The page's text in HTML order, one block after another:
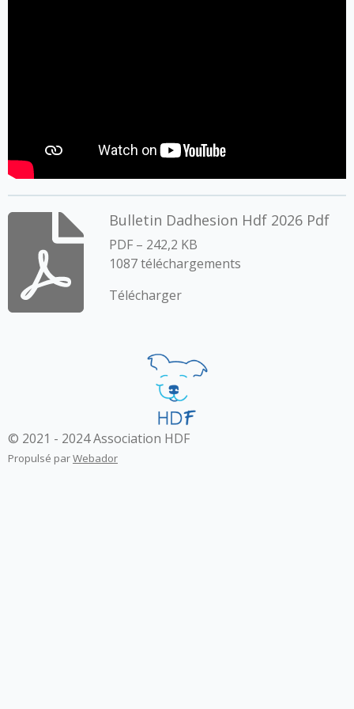
Bulletin Dadhesion Hdf 2026 Pdf
PDF – 242,2 KB
1087 téléchargements
Télécharger
© 2021 - 2024 Association HDF
Propulsé parWebador